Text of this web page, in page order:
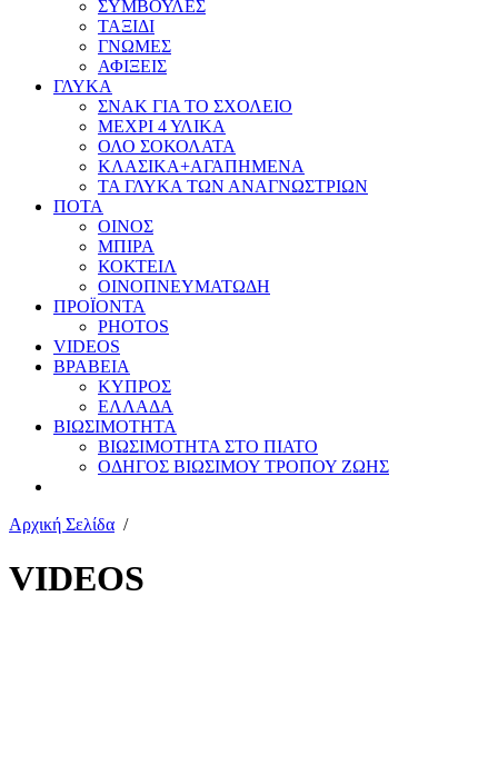
ΣΥΜΒΟΥΛΕΣ
ΤΑΞΙΔΙ
ΓΝΩΜΕΣ
ΑΦΙΞΕΙΣ
ΓΛΥΚΑ
ΣΝΑΚ ΓΙΑ ΤΟ ΣΧΟΛΕΙΟ
ΜΕΧΡΙ 4 ΥΛΙΚΑ
ΟΛΟ ΣΟΚΟΛΑΤΑ
ΚΛΑΣΙΚΑ+ΑΓΑΠΗΜΕΝΑ
ΤΑ ΓΛΥΚΑ ΤΩΝ ΑΝΑΓΝΩΣΤΡΙΩΝ
ΠΟΤΑ
ΟΙΝΟΣ
ΜΠΙΡΑ
ΚΟΚΤΕΙΛ
ΟΙΝΟΠΝΕΥΜΑΤΩΔΗ
ΠΡΟΪΟΝΤΑ
PHOTOS
VIDEOS
ΒΡΑΒΕΙΑ
ΚΥΠΡΟΣ
ΕΛΛΑΔΑ
ΒΙΩΣΙΜΟΤΗΤΑ
ΒΙΩΣΙΜΟΤΗΤΑ ΣΤΟ ΠΙΑΤΟ
ΟΔΗΓΟΣ ΒΙΩΣΙΜΟΥ ΤΡΟΠΟΥ ΖΩΗΣ
Αρχική Σελίδα /
VIDEOS